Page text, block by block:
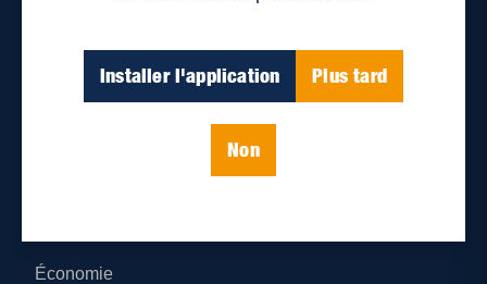
Installer l'application Plus tard
Non
Économie